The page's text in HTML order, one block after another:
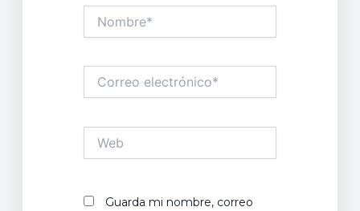
electrónico*
Guarda mi nombre, correo